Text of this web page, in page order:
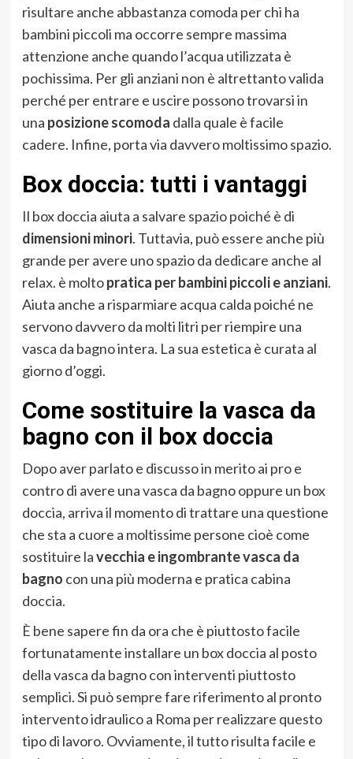
risultare anche abbastanza comoda per chi ha
bambini piccoli ma occorre sempre massima
attenzione anche quando l’acqua utilizzata è
pochissima. Per gli anziani non è altrettanto valida
perché per entrare e uscire possono trovarsi in
una posizione scomoda dalla quale è facile
cadere. Infine, porta via davvero moltissimo spazio.
Box doccia: tutti i vantaggi
Il box doccia aiuta a salvare spazio poiché è di
dimensioni minori. Tuttavia, può essere anche più
grande per avere uno spazio da dedicare anche al
relax. è moltopratica per bambini piccoli e anziani.
Aiuta anche a risparmiare acqua calda poiché ne
servono davvero da molti litri per riempire una
vasca da bagno intera. La sua estetica è curata al
giorno d’oggi.
Come sostituire la vasca da
bagno con il box doccia
Dopo aver parlato e discusso in merito ai pro e
contro di avere una vasca da bagno oppure un box
doccia, arriva il momento di trattare una questione
che sta a cuore a moltissime persone cioè come
sostituire lavecchia e ingombrante vasca da
bagno con una più moderna e pratica cabina
doccia.
È bene sapere fin da ora che è piuttosto facile
fortunatamente installare un box doccia al posto
della vasca da bagno con interventi piuttosto
semplici. Si può sempre fare riferimento al pronto
intervento idraulico a Roma per realizzare questo
tipo di lavoro. Ovviamente, il tutto risulta facile e